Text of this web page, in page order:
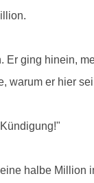
ging hinein,
warum er hier
halbe Million